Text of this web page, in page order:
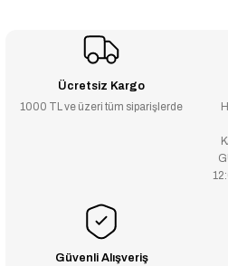
Ücretsiz Kargo
1000 TL ve üzeri tüm siparişlerde
Güvenli Alışveriş